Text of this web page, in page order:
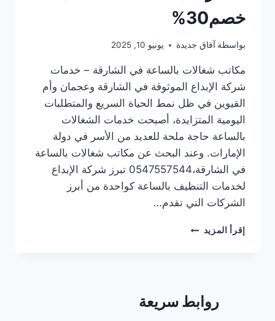
خصم30%
بواسطة آفاق جديدة يونيو 10, 2025
مكاتب شغالات بالساعة في الشارقة – خدمات
شركة الإبداع الموثوقة في الشارقة وعجمان وأم
القيوين في ظل نمط الحياة السريع والمتطلبات
اليومية المتزايدة، أصبحت خدمات الشغالات
بالساعة حاجة ملحة للعديد من الأسر في دولة
الإمارات. وعند البحث عن مكاتب شغالات بالساعة
في الشارقة،0547557544 تبرز شركة الإبداع
لخدمات التنظيف بالساعة كواحدة من أبرز
الشركات التي تقدم…
إقرأ المزيد مكاتب
روابط سريعة